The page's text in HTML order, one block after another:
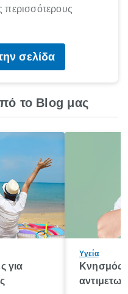
περισσότερους
σελίδα
το Blog μας
για
Υγεία
Κνησμός: